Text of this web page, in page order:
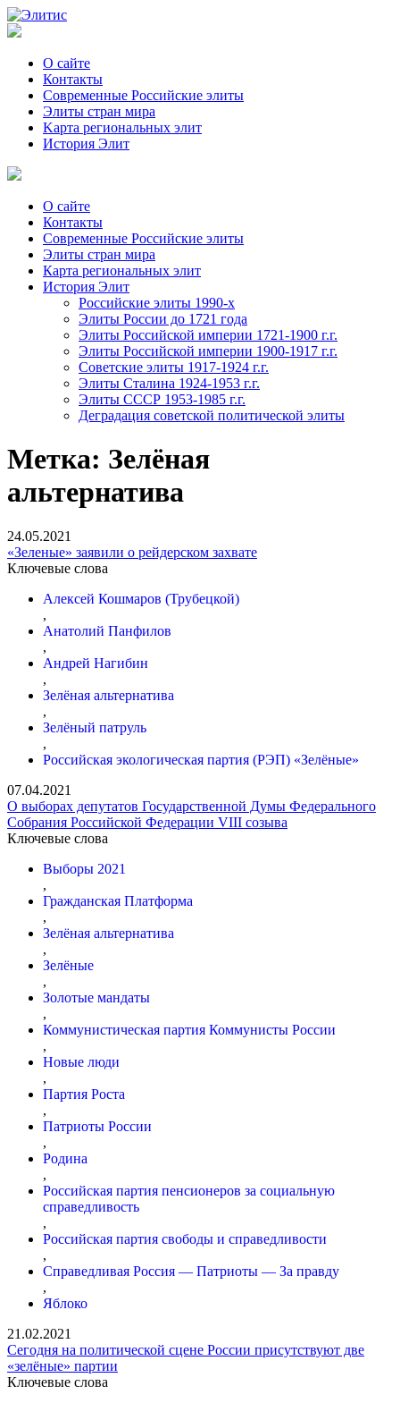
О сайте
Контакты
Современные Российские элиты
Элиты стран мира
Kартa региональных элит
История Элит
О сайте
Контакты
Современные Российские элиты
Элиты стран мира
Картa региональных элит
История Элит
Российские элиты 1990-х
Элиты России до 1721 года
Элиты Российской империи 1721-1900 г.г.
Элиты Российской империи 1900-1917 г.г.
Советские элиты 1917-1924 г.г.
Элиты Сталина 1924-1953 г.г.
Элиты СССР 1953-1985 г.г.
Деградация советской политической элиты
Метка: Зелёная
альтернатива
24.05.2021
«Зеленые» заявили о рейдерском захвате
Ключевые слова
Алексей Кошмаров (Трубецкой)
,
Анатолий Панфилов
,
Андрей Нагибин
,
Зелёная альтернатива
,
Зелёный патруль
,
Российская экологическая партия (РЭП) «Зелёные»
07.04.2021
О выборах депутатов Государственной Думы Федерального
Собрания Российской Федерации VIII созыва
Ключевые слова
Выборы 2021
,
Гражданская Платформа
,
Зелёная альтернатива
,
Зелёные
,
Золотые мандаты
,
Коммунистическая партия Коммунисты России
,
Новые люди
,
Партия Роста
,
Патриоты России
,
Родина
,
Российская партия пенсионеров за социальную
справедливость
,
Российская партия свободы и справедливости
,
Справедливая Россия — Патриоты — За правду
,
Яблоко
21.02.2021
Сегодня на политической сцене России присутствуют две
«зелёные» партии
Ключевые слова